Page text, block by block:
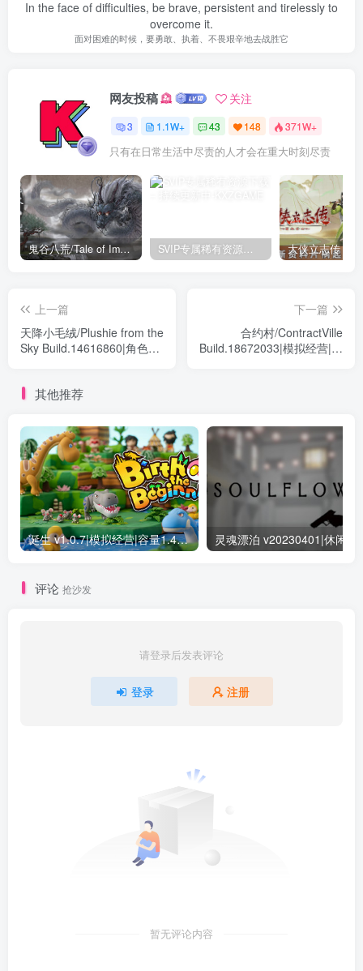
In the face of difficulties, be brave, persistent and tirelessly to
overcome it.
面对困难的时候，要勇敢、执着、不畏艰辛地去战胜它
网友投稿 关注
3 1.1W+ 43 148 371W+
只有在日常生活中尽责的人才会在重大时刻尽责
鬼谷八荒/Tale of Immortal v1.2.105.259|角色扮演|容量27.4GB|免安装绿色中文版
上一篇
天降小毛绒/Plushie from the
Sky Build.14616860|角色扮
下一篇
合约村/ContractVille
Build.18672033|模拟经营|容
其他推荐
诞生 v1.0.7|模拟经营|容量1.4GB|免安装绿色中文版
评论 抢沙发
请登录后发表评论
登录 注册
暂无评论内容